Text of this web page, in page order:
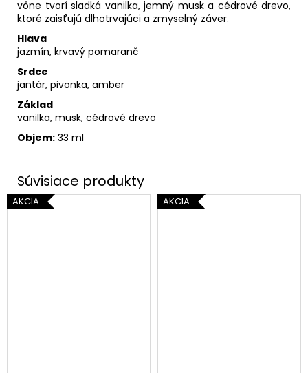
vône tvorí sladká vanilka, jemný musk a cédrové drevo,
ktoré zaisťujú dlhotrvajúci a zmyselný záver.
Hlava
jazmín, krvavý pomaranč
Srdce
jantár, pivonka, amber
Základ
vanilka, musk, cédrové drevo
Objem: 33 ml
AKCIA AKCIA